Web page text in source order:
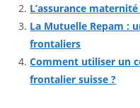
L’assurance
La Mutuelle Repam :
frontaliers
Comment utiliser un
frontalier suisse ?